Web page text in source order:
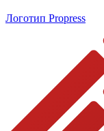
Логотип Propress